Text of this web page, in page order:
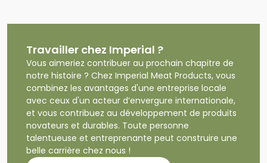
Travailler chez Imperial ?
Vous aimeriez contribuer au prochain chapitre de
notre histoire ? Chez Imperial Meat Products, vous
combinez les avantages d'une entreprise locale
avec ceux d'un acteur d’envergure internationale,
et vous contribuez au développement de produits
novateurs et durables. Toute personne
talentueuse et entreprenante peut construire une
belle carrière chez nous !